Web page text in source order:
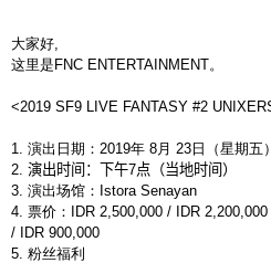
大家好
这里是 FNC ENTERTAINMENT。
<2019 SF9 LIVE FANTASY #2
1. 演出日期： 2019年 8 月 23 日（星期五）
2. 演出时间：下午7点（当地时间）
3. 演出场馆： Istora Senayan
4. 票价：
IDR 2,500,000 / IDR
/ IDR 900,000
5. 粉丝福利